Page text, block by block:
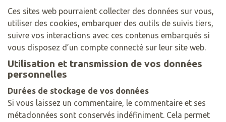
Ces sites web pourraient collecter des données sur vous,
utiliser des cookies, embarquer des outils de suivis tiers,
suivre vos interactions avec ces contenus embarqués si
vous disposez d’un compte connecté sur leur site web.
Utilisation et transmission de vos données
personnelles
Durées de stockage de vos données
Si vous laissez un commentaire, le commentaire et ses
métadonnées sont conservés indéfiniment. Cela permet